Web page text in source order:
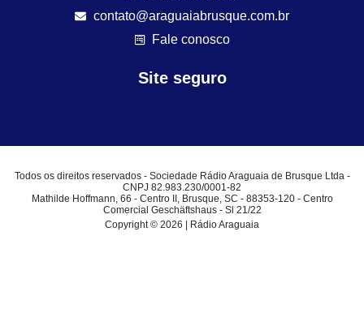
contato@araguaiabrusque.com.br
Fale conosco
Site seguro
Todos os direitos reservados - Sociedade Rádio Araguaia de Brusque Ltda -
CNPJ 82.983.230/0001-82
Mathilde Hoffmann, 66 - Centro II, Brusque, SC - 88353-120 - Centro
Comercial Geschäftshaus - Sl 21/22
Copyright © 2026 | Rádio Araguaia